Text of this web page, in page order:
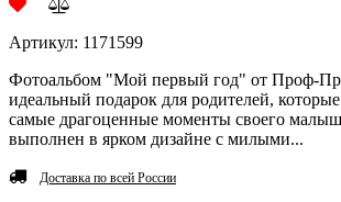
Артикул: 1171599
Фотоальбом "Мой первый год" от Проф-
идеальный подарок для родителей, которые
самые драгоценные моменты своего
выполнен в ярком дизайне с милыми...
Доставка по всей России